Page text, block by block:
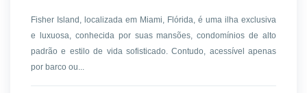
Fisher Island, localizada em Miami, Flórida, é uma ilha exclusiva
e luxuosa, conhecida por suas mansões, condomínios de alto
padrão e estilo de vida sofisticado. Contudo, acessível apenas
por barco ou...